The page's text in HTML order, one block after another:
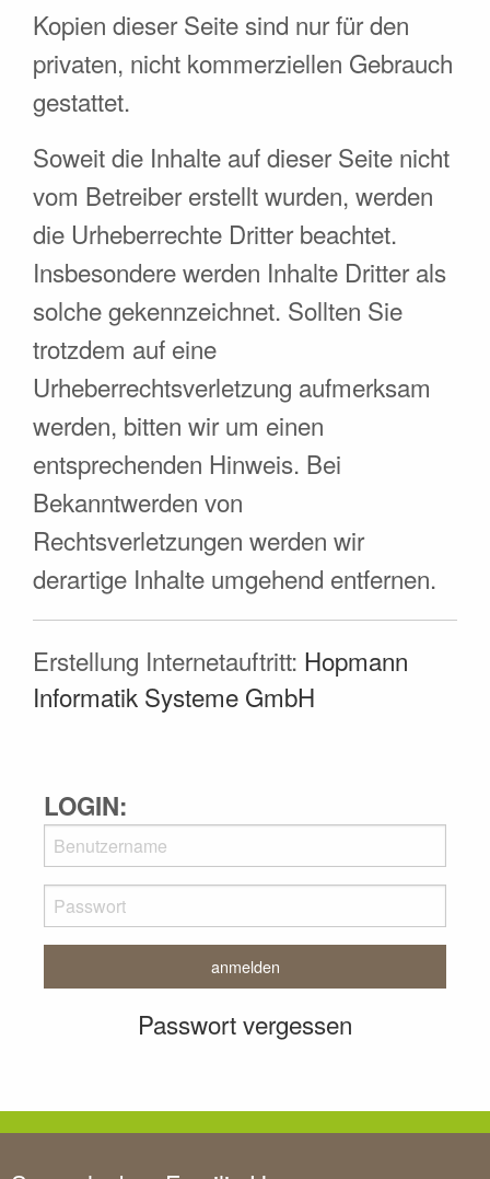
Kopien dieser Seite sind nur für den
privaten, nicht kommerziellen Gebrauch
gestattet.
Soweit die Inhalte auf dieser Seite nicht
vom Betreiber erstellt wurden, werden
die Urheberrechte Dritter beachtet.
Insbesondere werden Inhalte Dritter als
solche gekennzeichnet. Sollten Sie
trotzdem auf eine
Urheberrechtsverletzung aufmerksam
werden, bitten wir um einen
entsprechenden Hinweis. Bei
Bekanntwerden von
Rechtsverletzungen werden wir
derartige Inhalte umgehend entfernen.
Erstellung Internetauftritt: Hopmann
Informatik Systeme GmbH
LOGIN:
Passwort vergessen